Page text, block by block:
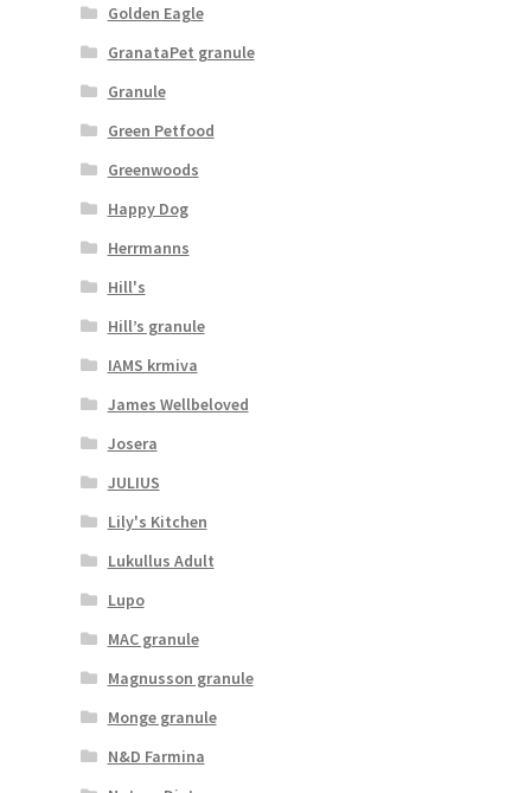
Golden Eagle
GranataPet granule
Granule
Green Petfood
Greenwoods
Happy Dog
Herrmanns
Hill's
Hill’s granule
IAMS krmiva
James Wellbeloved
Josera
JULIUS
Lily's Kitchen
Lukullus Adult
Lupo
MAC granule
Magnusson granule
Monge granule
N&D Farmina